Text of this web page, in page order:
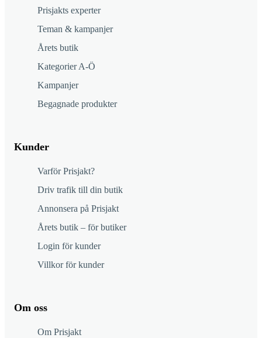
Prisjakts experter
Teman & kampanjer
Årets butik
Kategorier A-Ö
Kampanjer
Begagnade produkter
Kunder
Varför Prisjakt?
Driv trafik till din butik
Annonsera på Prisjakt
Årets butik – för butiker
Login för kunder
Villkor för kunder
Om oss
Om Prisjakt